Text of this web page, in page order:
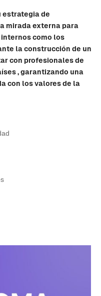
estrategia de
mirada externa para
como los
la construcción de un
con profesionales de
, garantizando una
con los valores de la